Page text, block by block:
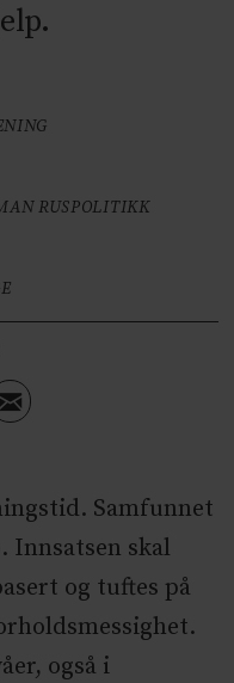
RUSPOLITIKK
Samfunnet
Innsatsen skal
og tuftes på
også i